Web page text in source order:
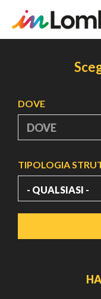
DOVE
TIPOLOGIA